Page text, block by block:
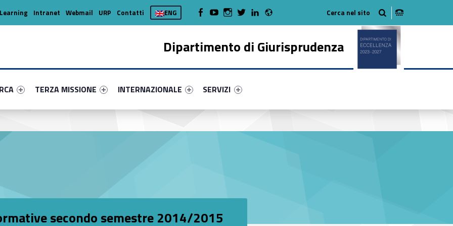
Dipartimento di Giurisprudenza
primary-47675-16
#link-menu-primary-69913-37
Link identifier #link-menu-primary-63089-45
TERZA MISSIONE
Link identifier #link-menu-primary-20657-50
INTERNAZIONALE
Link identifier #link-menu-primary-81690-62
SERVIZI
Intranet Webmail URP Contatti ENG WebMan on Facebook
WebMan on YoutubeWebMan on Instagram
WebMan on TwitterWebMan on LinkedIn
secondo semestre 2014/2015